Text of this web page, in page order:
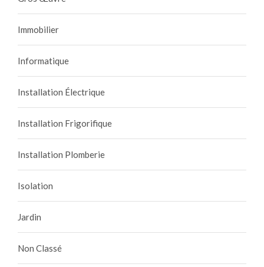
Immobilier
Informatique
Installation Électrique
Installation Frigorifique
Installation Plomberie
Isolation
Jardin
Non Classé